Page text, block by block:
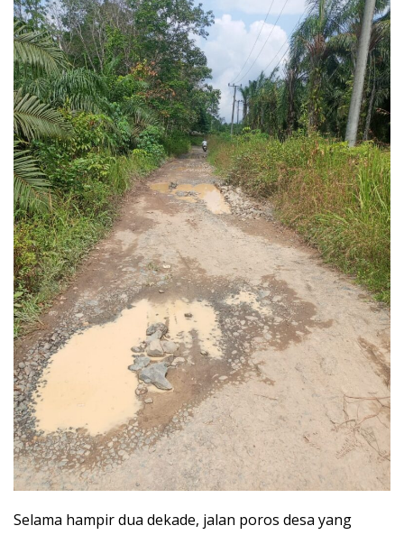
Selama hampir dua dekade, jalan poros desa yang